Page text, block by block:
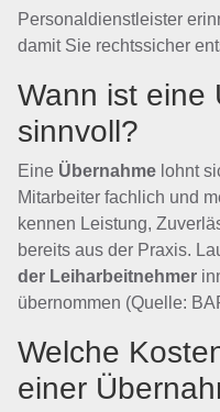
Personaldienstleister
damit Sie rechtssicher
Wann ist eine
sinnvoll?
Eine Übernahme lohnt
Mitarbeiter fachlich und
kennen Leistung,
bereits aus der Praxis.
der Leiharbeitnehmer
übernommen (Quelle:
Welche
einer